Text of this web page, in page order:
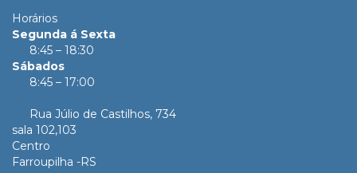
Horários
Segunda á Sexta
8:45 – 18:30
Sábados
8:45 – 17:00
Rua Júlio de Castilhos, 734
sala 102,103
Centro
Farroupilha -RS